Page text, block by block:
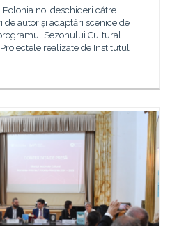
noi deschideri către
autor și adaptări scenice de
Sezonului Cultural
realizate de Institutul